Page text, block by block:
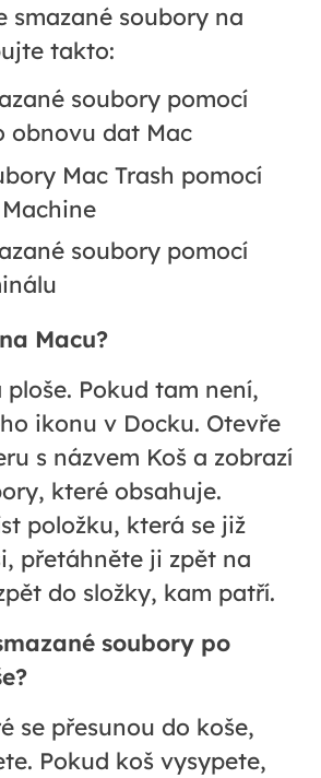
soubory na
takto:
soubory pomocí
obnovu dat Mac
Mac Trash pomocí
soubory pomocí
Macu?
Pokud tam není,
ikonu v Docku. Otevře
s názvem Koš a zobrazí
které obsahuje.
položku, která se již
přetáhněte ji zpět na
do složky, kam patří.
soubory po
se přesunou do koše,
Pokud koš vysypete,